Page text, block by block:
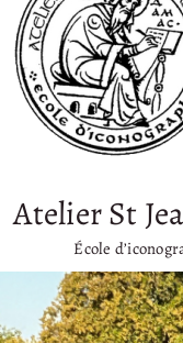
Atelier St
École